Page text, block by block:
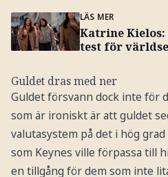
LÄS MER
Katrine
test för
Guldet dras med ner
Guldet försvann dock inte för
som är ironiskt är att guldet
valutasystem på det i hög
som Keynes ville förpassa till
en tillgång för dem som inte